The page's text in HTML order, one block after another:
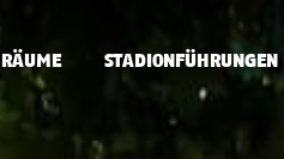
RÄUME STADIONFÜHRUNGEN